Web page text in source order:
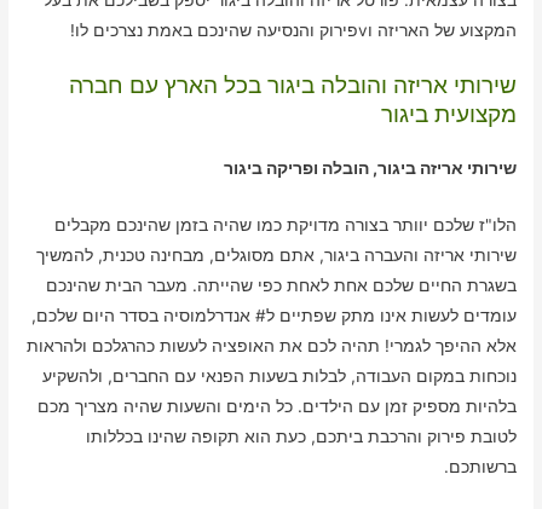
המקצוע של האריזה וvפירוק והנסיעה שהינכם באמת נצרכים לו!
שירותי אריזה והובלה ביגור בכל הארץ עם חברה
מקצועית ביגור
שירותי אריזה ביגור, הובלה ופריקה ביגור
הלו"ז שלכם יוותר בצורה מדויקת כמו שהיה בזמן שהינכם מקבלים
שירותי אריזה והעברה ביגור, אתם מסוגלים, מבחינה טכנית, להמשיך
בשגרת החיים שלכם אחת לאחת כפי שהייתה. מעבר הבית שהינכם
עומדים לעשות אינו מתק שפתיים ל# אנדרלמוסיה בסדר היום שלכם,
אלא ההיפך לגמרי! תהיה לכם את האופציה לעשות כהרגלכם ולהראות
נוכחות במקום העבודה, לבלות בשעות הפנאי עם החברים, ולהשקיע
בלהיות מספיק זמן עם הילדים. כל הימים והשעות שהיה מצריך מכם
לטובת פירוק והרכבת ביתכם, כעת הוא תקופה שהינו בכללותו
ברשותכם.